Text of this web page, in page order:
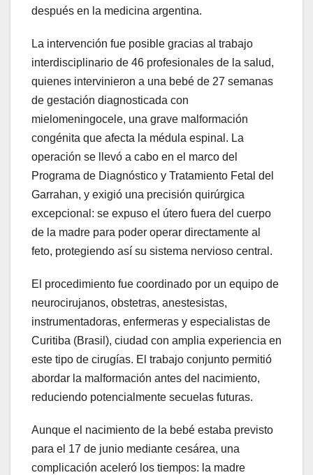
después en la medicina argentina.
La intervención fue posible gracias al trabajo
interdisciplinario de 46 profesionales de la salud,
quienes intervinieron a una bebé de 27 semanas
de gestación diagnosticada con
mielomeningocele, una grave malformación
congénita que afecta la médula espinal. La
operación se llevó a cabo en el marco del
Programa de Diagnóstico y Tratamiento Fetal del
Garrahan, y exigió una precisión quirúrgica
excepcional: se expuso el útero fuera del cuerpo
de la madre para poder operar directamente al
feto, protegiendo así su sistema nervioso central.
El procedimiento fue coordinado por un equipo de
neurocirujanos, obstetras, anestesistas,
instrumentadoras, enfermeras y especialistas de
Curitiba (Brasil), ciudad con amplia experiencia en
este tipo de cirugías. El trabajo conjunto permitió
abordar la malformación antes del nacimiento,
reduciendo potencialmente secuelas futuras.
Aunque el nacimiento de la bebé estaba previsto
para el 17 de junio mediante cesárea, una
complicación aceleró los tiempos: la madre